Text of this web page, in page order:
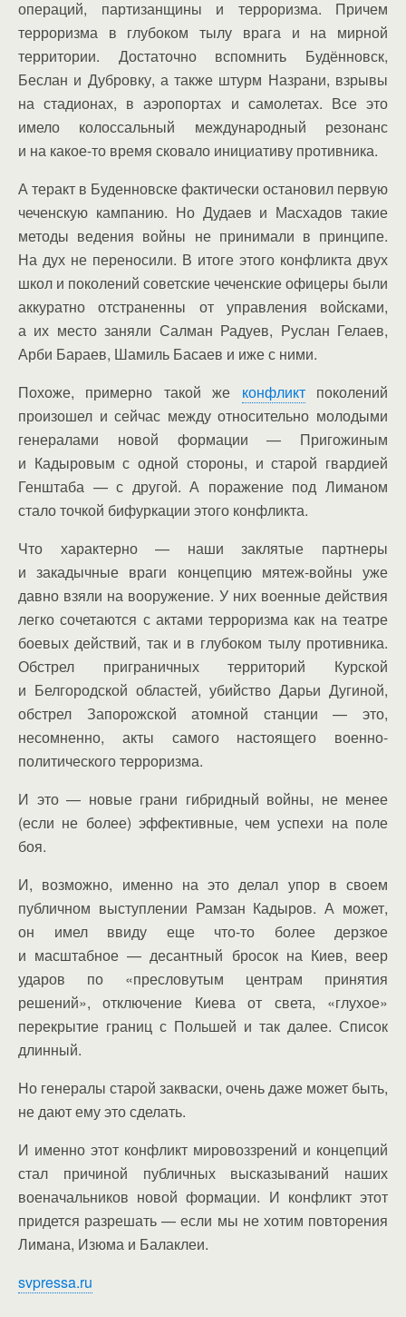
операций, партизанщины и терроризма. Причем
терроризма в глубоком тылу врага и на мирной
территории. Достаточно вспомнить Будённовск,
Беслан и Дубровку, а также штурм Назрани, взрывы
на стадионах, в аэропортах и самолетах. Все это
имело колоссальный международный резонанс
и на какое-то время сковало инициативу противника.
А теракт в Буденновске фактически остановил первую
чеченскую кампанию. Но Дудаев и Масхадов такие
методы ведения войны не принимали в принципе.
На дух не переносили. В итоге этого конфликта двух
школ и поколений советские чеченские офицеры были
аккуратно отстраненны от управления войсками,
а их место заняли Салман Радуев, Руслан Гелаев,
Арби Бараев, Шамиль Басаев и иже с ними.
Похоже, примерно такой же конфликтпоколений
произошел и сейчас между относительно молодыми
генералами новой формации — Пригожиным
и Кадыровым с одной стороны, и старой гвардией
Генштаба — с другой. А поражение под Лиманом
стало точкой бифуркации этого конфликта.
Что характерно — наши заклятые партнеры
и закадычные враги концепцию мятеж-войны уже
давно взяли на вооружение. У них военные действия
легко сочетаются с актами терроризма как на театре
боевых действий, так и в глубоком тылу противника.
Обстрел приграничных территорий Курской
и Белгородской областей, убийство Дарьи Дугиной,
обстрел Запорожской атомной станции — это,
несомненно, акты самого настоящего военно-
политического терроризма.
И это — новые грани гибридный войны, не менее
(если не более) эффективные, чем успехи на поле
боя.
И, возможно, именно на это делал упор в своем
публичном выступлении Рамзан Кадыров. А может,
он имел ввиду еще что-то более дерзкое
и масштабное — десантный бросок на Киев, веер
ударов по «пресловутым центрам принятия
решений», отключение Киева от света, «глухое»
перекрытие границ с Польшей и так далее. Список
длинный.
Но генералы старой закваски, очень даже может быть,
не дают ему это сделать.
И именно этот конфликт мировоззрений и концепций
стал причиной публичных высказываний наших
военачальников новой формации. И конфликт этот
придется разрешать — если мы не хотим повторения
Лимана, Изюма и Балаклеи.
svpressa.ru